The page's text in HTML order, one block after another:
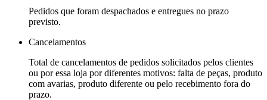
Pedidos que foram despachados e entregues no prazo
previsto.
Cancelamentos
Total de cancelamentos de pedidos solicitados pelos clientes
ou por essa loja por diferentes motivos: falta de peças, produto
com avarias, produto diferente ou pelo recebimento fora do
prazo.